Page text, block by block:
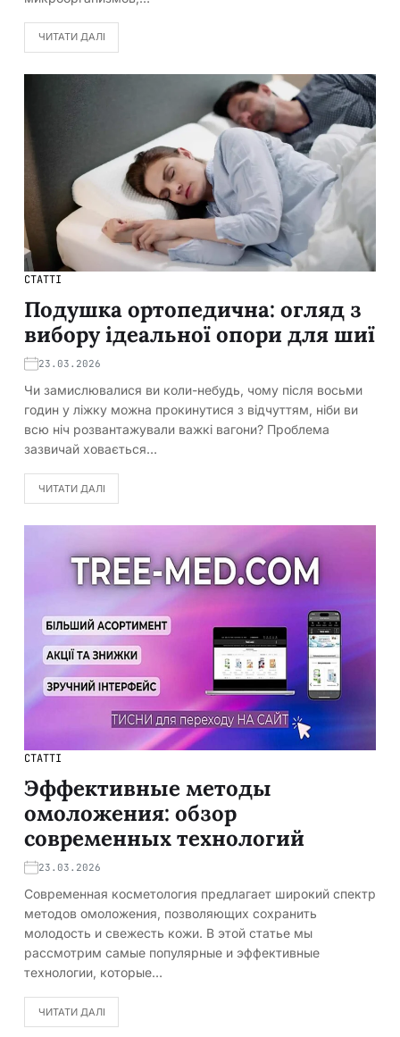
ЧИТАТИ ДАЛІ
СТАТТІ
Подушка ортопедична: огляд з
вибору ідеальної опори для шиї
23.03.2026
Чи замислювалися ви коли-небудь, чому після восьми
годин у ліжку можна прокинутися з відчуттям, ніби ви
всю ніч розвантажували важкі вагони? Проблема
зазвичай ховається…
ЧИТАТИ ДАЛІ
СТАТТІ
Эффективные методы
омоложения: обзор
современных технологий
23.03.2026
Современная косметология предлагает широкий спектр
методов омоложения, позволяющих сохранить
молодость и свежесть кожи. В этой статье мы
рассмотрим самые популярные и эффективные
технологии, которые…
ЧИТАТИ ДАЛІ